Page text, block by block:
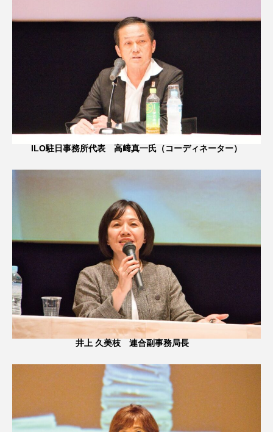
ILO駐日事務所代表 高﨑真一氏（コーディネーター）
井上 久美枝 連合副事務局長